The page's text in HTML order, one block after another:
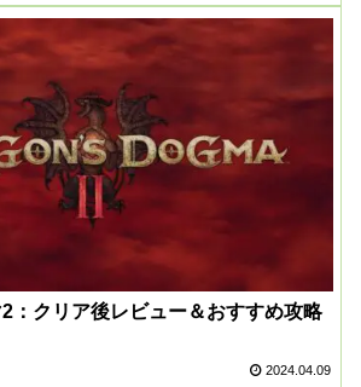
2：クリア後レビュー＆おすすめ攻略
2024.04.09